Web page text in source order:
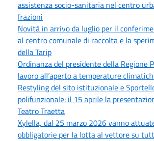
assistenza socio-sanitaria nel centro
frazioni
Novità in arrivo da luglio per il
al centro comunale di raccolta e la
della Tarip
Ordinanza del presidente della Regione
lavoro all’aperto a temperature
Restyling del sito istituzionale e
polifunzionale: il 15 aprile la
Teatro Traetta
Xylella, dal 25 marzo 2026 vanno
obbligatorie per la lotta al vettore su